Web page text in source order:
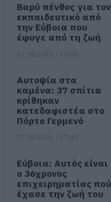
Βαρύ πένθος για τον
εκπαιδευτικό από
την Εύβοια που
έφυγε από τη ζωή
Αυτοψία στα
καμένα: 37 σπίτια
κρίθηκαν
κατεδαφιστέα στο
Πόρτο Γερμενό
Εύβοια: Αυτός είναι
ο 36χρονος
επιχειρηματίας πού
έχασε την ζωή του